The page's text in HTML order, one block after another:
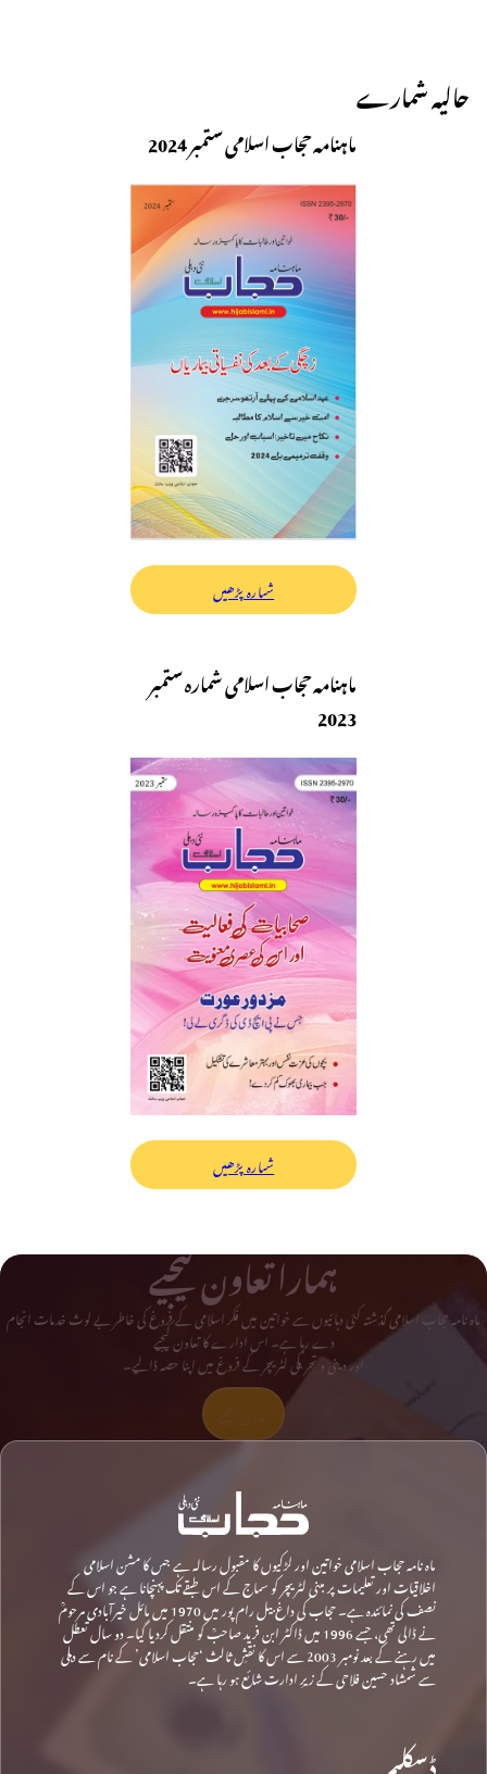
حالیہ شمارے
ماہنامہ حجاب اسلامی ستمبر 2024
شمارہ پڑھیں
ماہنامہ حجاب اسلامی شمارہ ستمبر
2023
شمارہ پڑھیں
ہمارا تعاون کیجیے
ماہ نامہ حجاب اسلامی گذشتہ کئی دہائیوں سے خواتین میں فکر اسلامی کے فروغ کی خاطر بے لوث خدمات انجام
دے رہا ہے۔ اس ادارے کا تعاون کیجیے
اور دینی و تحریکی لٹریچر کے فروغ میں اپنا حصہ ڈالیے۔
ماہ نامہ حجاب اسلامی خواتین اور لڑکیوں کا مقبول رسالہ ہے جس کا مشن اسلامی
اخلاقیات اور تعلیمات پر مبنی لٹریچر کو سماج کے اس طبقے تک پہنچانا ہے جو اس کے
نصف کی نمائندہ ہے۔ حجاب کی داغ بیل رام پور میں 1970 میں مائل خیرآبادی مرحومؒ
نے ڈالی تھی، جسے 1996 میں ڈاکٹر ابن فرید صاحبؒ کو منتقل کردیا گیا۔ دو سال تعطل
میں رہنے کے بعد نومبر 2003 سے اس کا نقشِ ثالث ‘حجاب اسلامی’ کے نام سے دہلی
سے شمشاد حسین فلاحی کے زیرِ ادارت شائع ہو رہا ہے۔
ڈسکلیمر